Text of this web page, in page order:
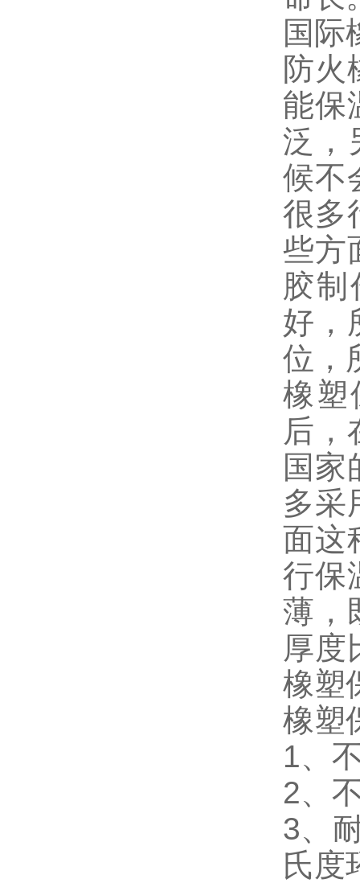
国际
防火
能保
泛，
候不
很多
些方
胶
好，
位，
橡塑
后，
国家
多采
面这
行保
薄，
厚度
橡塑
橡塑
1、
2、
3、
氏度